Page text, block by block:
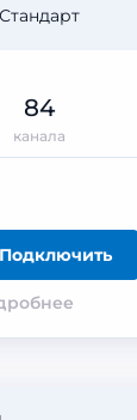
Стандарт
Подключить
84
канала